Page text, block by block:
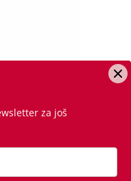
Dijele se u
za još